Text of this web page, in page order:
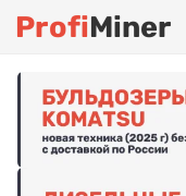
ProfiMiner